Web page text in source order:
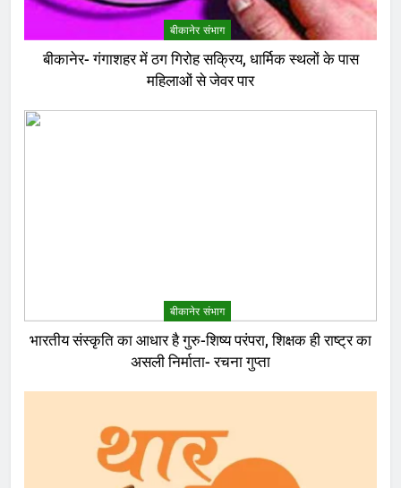
बीकानेर संभाग
बीकानेर- गंगाशहर में ठग गिरोह सक्रिय, धार्मिक स्थलों के पास
महिलाओं से जेवर पार
बीकानेर संभाग
भारतीय संस्कृति का आधार है गुरु-शिष्य परंपरा, शिक्षक ही राष्ट्र का
असली निर्माता- रचना गुप्ता